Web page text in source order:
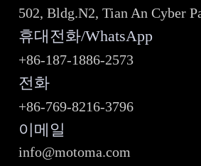
502, Bldg.N2, Tian An Cyber
휴대전화/WhatsApp
+86-187-1886-2573
전화
+86-769-8216-3796
이메일
info@motoma.com